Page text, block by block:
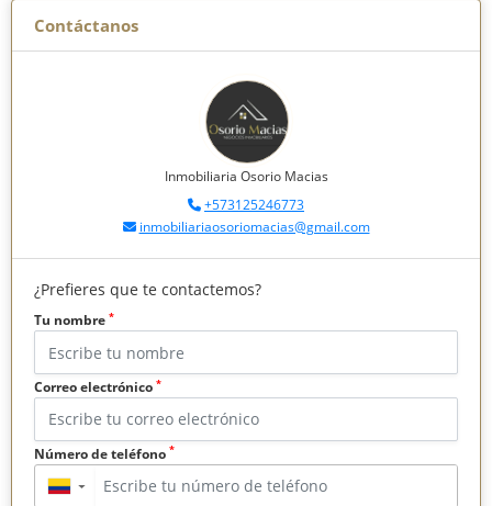
Contáctanos
Inmobiliaria Osorio Macias
+573125246773
inmobiliariaosoriomacias@gmail.com
¿Prefieres que te contactemos?
Tu nombre *
Correo electrónico *
Número de teléfono *
▼